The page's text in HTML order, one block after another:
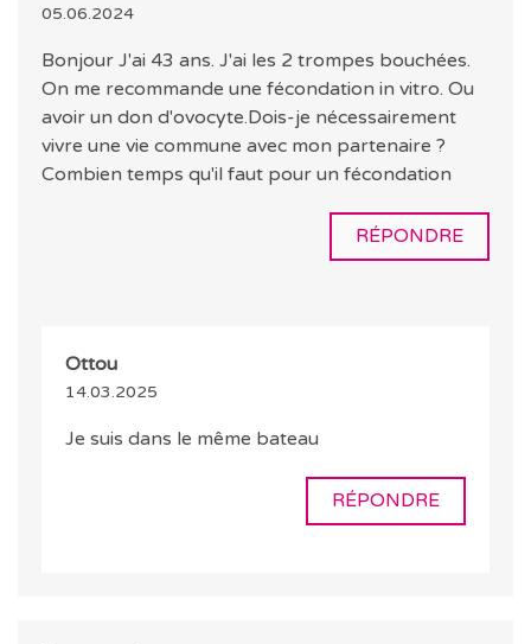
05.06.2024
Bonjour J'ai 43 ans. J'ai les 2 trompes bouchées.
On me recommande une fécondation in vitro. Ou
avoir un don d'ovocyte.Dois-je nécessairement
vivre une vie commune avec mon partenaire ?
Combien temps qu'il faut pour un fécondation
RÉPONDRE
Ottou
14.03.2025
Je suis dans le même bateau
RÉPONDRE